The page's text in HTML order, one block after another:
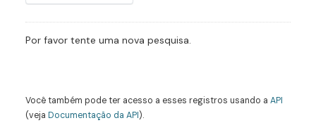
Por favor tente uma nova pesquisa.
Você também pode ter acesso a esses registros usando a API
(veja Documentação da API).